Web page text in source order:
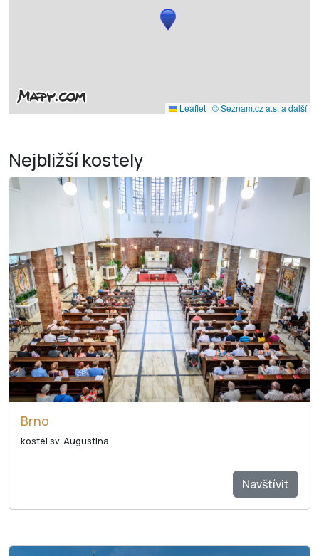
Leaflet | © Seznam.cz a.s. a další
Nejbližší kostely
Brno
kostel sv. Augustina
Navštívit